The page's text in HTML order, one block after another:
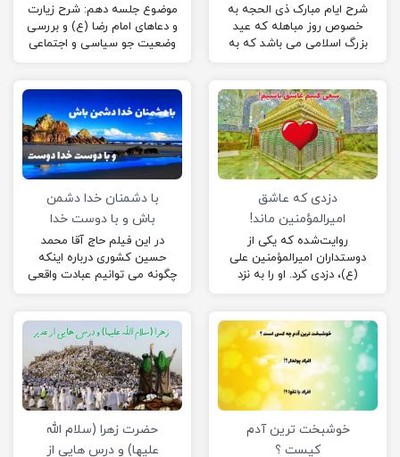
شرح ایام مبارک ذی الحجه به
خصوص روز مباهله که عید
بزرگ اسلامی می باشد که به
رُکنی در بزرگداشت آن روز
تاریخی برای ما مسلمانان است.
موضوع جلسه دهم: شرح زیارت
و دعاهای امام رضا (ع) و بررسی
وضعیت جو سیاسی و اجتماعی
دزدی که عاشق
امیرالمؤمنین ماند!
روایت‌شده که یکی از
دوستداران امیرالمؤمنین علی
(ع)، دزدی کرد. او را به نزد
با دشمنان خدا دشمن
باش و با دوست خدا
دوست
در این فیلم حاج آقا محمد
حسین کشوری درباره اینکه
چگونه می توانیم عبادت واقعی
خوشبخت ترین آدم
کیست ؟
حضرت زهرا (سلام الله
علیها) و درس هایی از